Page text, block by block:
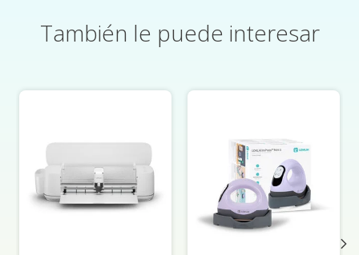
También le puede interesar